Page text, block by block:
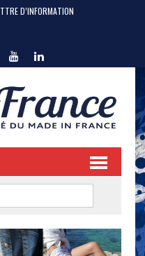
D’INFORMATION